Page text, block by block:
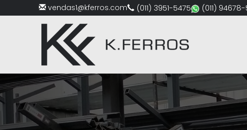
vendas1@kferros.com (011) 3951-5475 (011)
Previous